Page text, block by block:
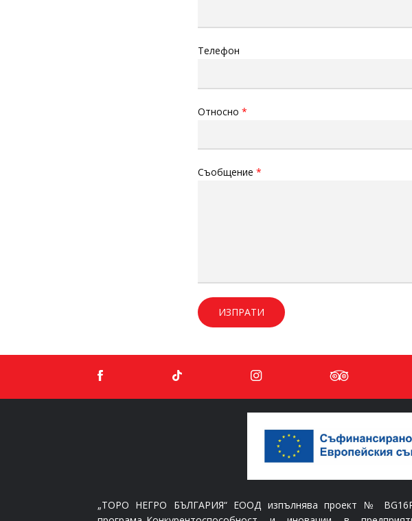
Телефон
Относно
Съобщение
ИЗПРАТИ
„ТОРО НЕГРО БЪЛГАРИЯ“ ЕООД изпълнява проект №